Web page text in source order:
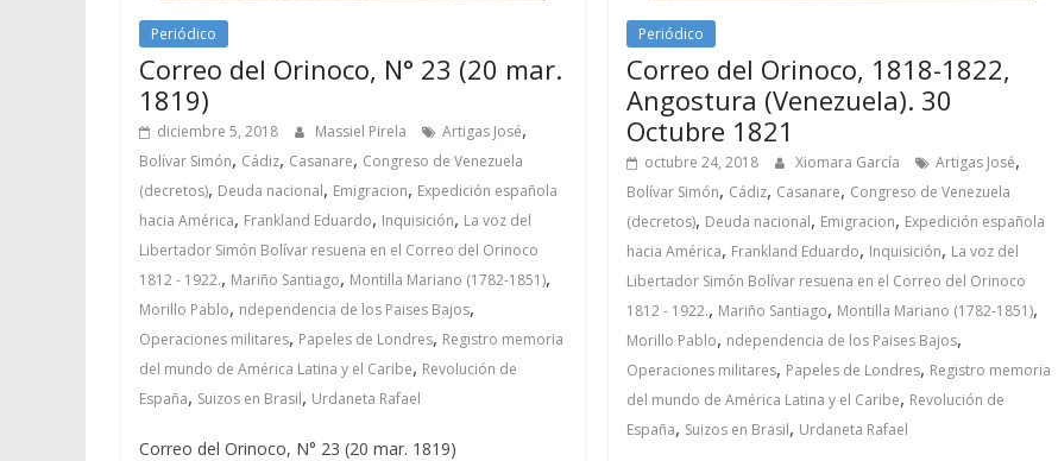
Periódico
Correo del Orinoco, N° 23 (20 mar.
1819)
diciembre 5, 2018 Massiel Pirela Artigas José,
Bolívar Simón, Cádiz, Casanare, Congreso de Venezuela
(decretos), Deuda nacional, Emigracion, Expedición española
hacia América, Frankland Eduardo, Inquisición, La voz del
Libertador Simón Bolívar resuena en el Correo del Orinoco
1812 - 1922., Mariño Santiago, Montilla Mariano (1782-1851),
Morillo Pablo, ndependencia de los Paises Bajos,
Operaciones militares, Papeles de Londres, Registro memoria
del mundo de América Latina y el Caribe, Revolución de
España, Suizos en Brasil, Urdaneta Rafael
Correo del Orinoco, N° 23 (20 mar. 1819)
Periódico
Correo del Orinoco, 1818-1822,
Angostura (Venezuela). 30
Octubre 1821
octubre 24, 2018 Xiomara García Artigas José,
Bolívar Simón, Cádiz, Casanare, Congreso de Venezuela
(decretos), Deuda nacional, Emigracion, Expedición española
hacia América, Frankland Eduardo, Inquisición, La voz del
Libertador Simón Bolívar resuena en el Correo del Orinoco
1812 - 1922., Mariño Santiago, Montilla Mariano (1782-1851),
Morillo Pablo, ndependencia de los Paises Bajos,
Operaciones militares, Papeles de Londres, Registro memoria
del mundo de América Latina y el Caribe, Revolución de
España, Suizos en Brasil, Urdaneta Rafael